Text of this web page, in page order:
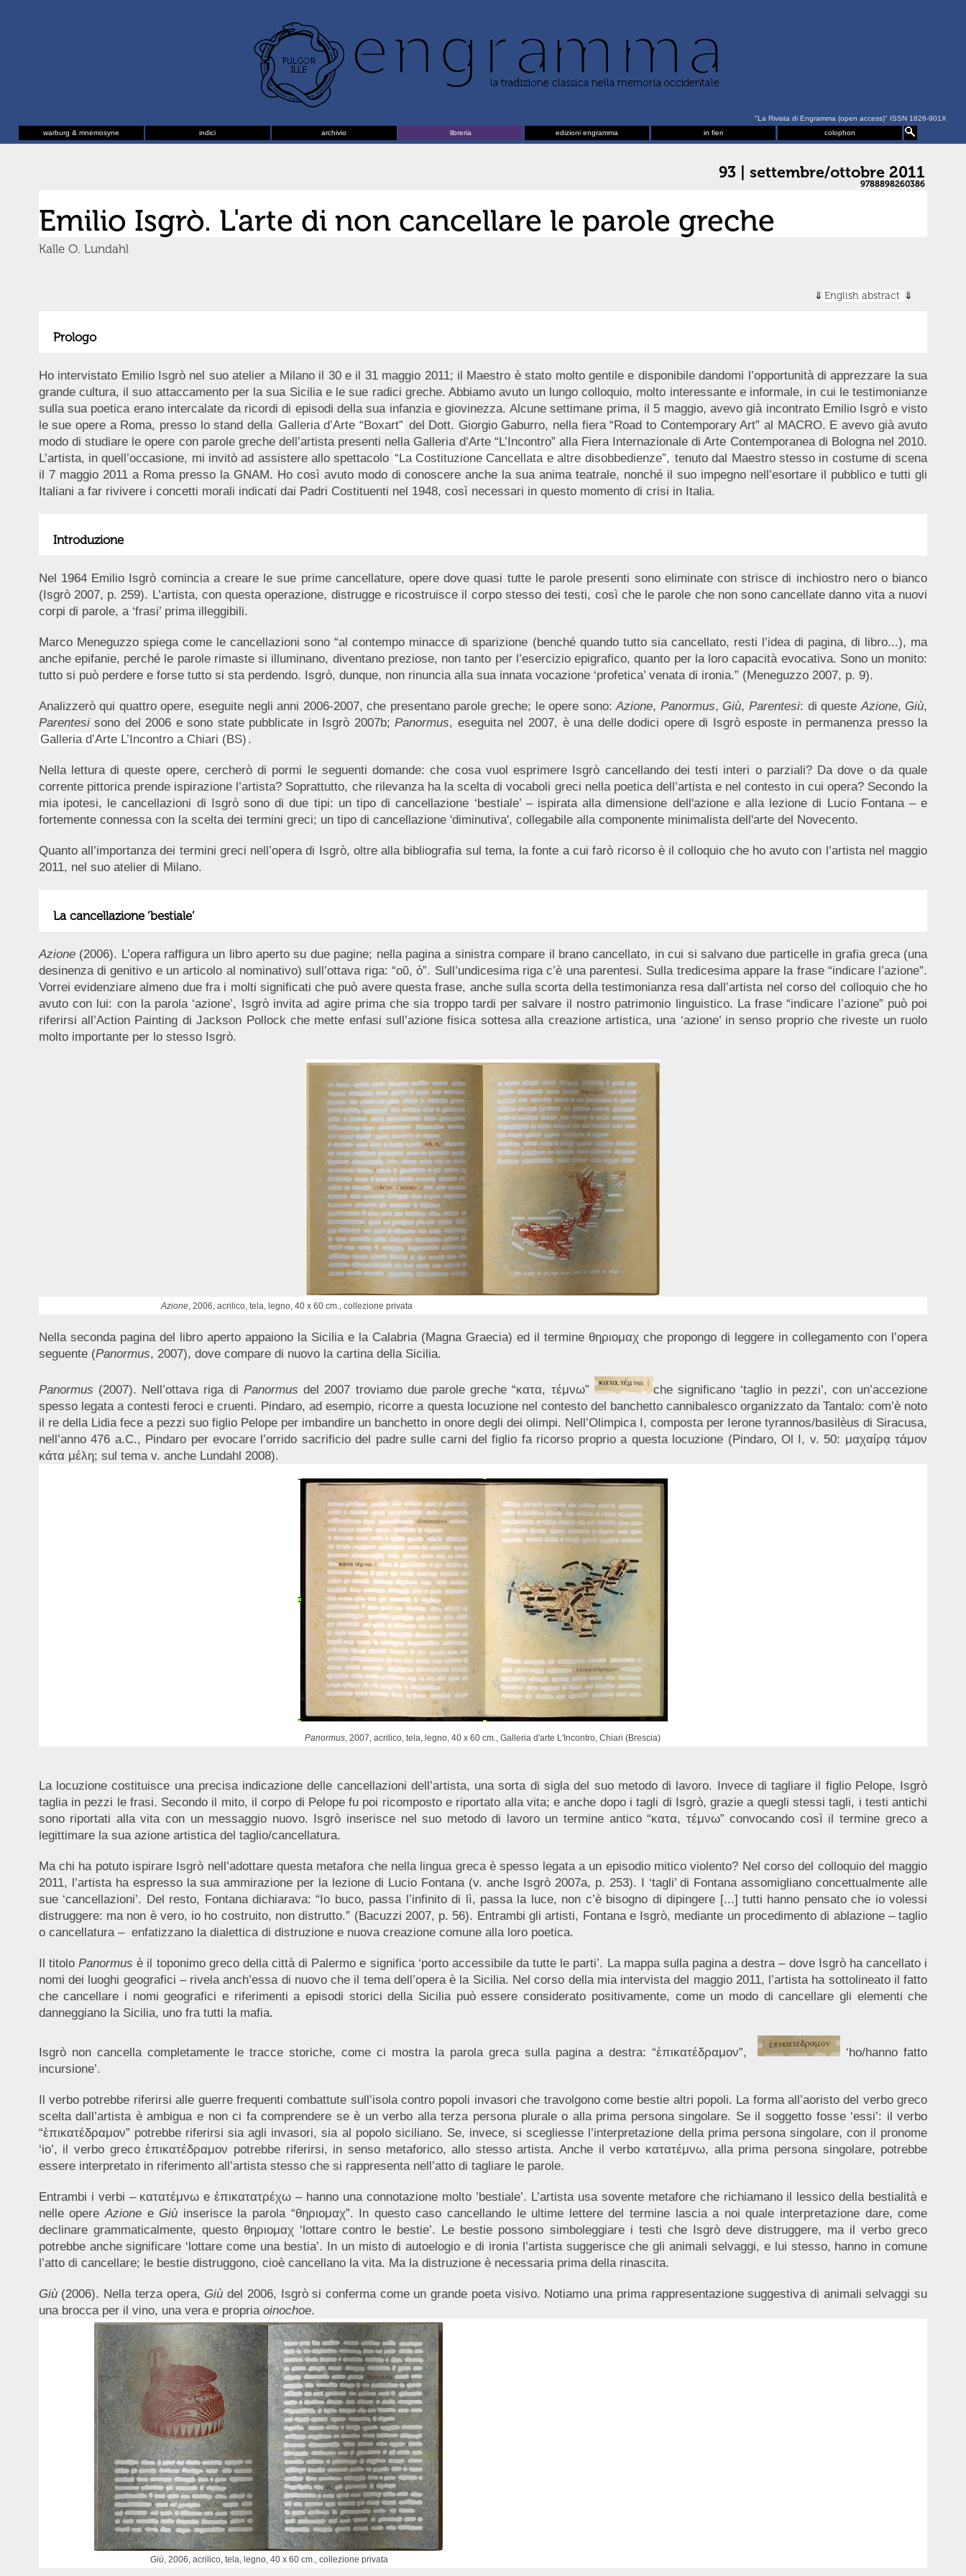
"La Rivista di Engramma (open access)" ISSN 1826-901X
warburg & mnemosyne
indici archivio libreria edizioni engramma in fieri colophon
93 | settembre/ottobre 2011
9788898260386
Emilio Isgrò. L'arte di non cancellare le parole greche
Kalle O. Lundahl
English abstract
Prologo
Ho intervistato Emilio Isgrò nel suo atelier a Milano il 30 e il 31 maggio 2011; il Maestro è stato molto gentile e disponibile dandomi l’opportunità di apprezzare la sua
grande cultura, il suo attaccamento per la sua Sicilia e le sue radici greche. Abbiamo avuto un lungo colloquio, molto interessante e informale, in cui le testimonianze
sulla sua poetica erano intercalate da ricordi di episodi della sua infanzia e giovinezza. Alcune settimane prima, il 5 maggio, avevo già incontrato Emilio Isgrò e visto
le sue opere a Roma, presso lo stand della Galleria d’Arte “Boxart” del Dott. Giorgio Gaburro, nella fiera “Road to Contemporary Art” al MACRO. E avevo già avuto
modo di studiare le opere con parole greche dell’artista presenti nella Galleria d’Arte “L’Incontro” alla Fiera Internazionale di Arte Contemporanea di Bologna nel 2010.
L’artista, in quell’occasione, mi invitò ad assistere allo spettacolo “La Costituzione Cancellata e altre disobbedienze”, tenuto dal Maestro stesso in costume di scena
il 7 maggio 2011 a Roma presso la GNAM. Ho così avuto modo di conoscere anche la sua anima teatrale, nonché il suo impegno nell’esortare il pubblico e tutti gli
Italiani a far rivivere i concetti morali indicati dai Padri Costituenti nel 1948, così necessari in questo momento di crisi in Italia.
Introduzione
Nel 1964 Emilio Isgrò comincia a creare le sue prime cancellature, opere dove quasi tutte le parole presenti sono eliminate con strisce di inchiostro nero o bianco
(Isgrò 2007, p. 259). L’artista, con questa operazione, distrugge e ricostruisce il corpo stesso dei testi, così che le parole che non sono cancellate danno vita a nuovi
corpi di parole, a ‘frasi’ prima illeggibili.
Marco Meneguzzo spiega come le cancellazioni sono “al contempo minacce di sparizione (benché quando tutto sia cancellato, resti l’idea di pagina, di libro...), ma
anche epifanie, perché le parole rimaste si illuminano, diventano preziose, non tanto per l’esercizio epigrafico, quanto per la loro capacità evocativa. Sono un monito:
tutto si può perdere e forse tutto si sta perdendo. Isgrò, dunque, non rinuncia alla sua innata vocazione ‘profetica’ venata di ironia.” (Meneguzzo 2007, p. 9).
Analizzerò qui quattro opere, eseguite negli anni 2006-2007, che presentano parole greche; le opere sono:Azione, Panormus, Giù, Parentesi: di questeAzione, Giù,
Parentesisono del 2006 e sono state pubblicate in Isgrò 2007b;Panormus, eseguita nel 2007, è una delle dodici opere di Isgrò esposte in permanenza presso la
Galleria d’Arte L’Incontro a Chiari (BS) .
Nella lettura di queste opere, cercherò di pormi le seguenti domande: che cosa vuol esprimere Isgrò cancellando dei testi interi o parziali? Da dove o da quale
corrente pittorica prende ispirazione l’artista? Soprattutto, che rilevanza ha la scelta di vocaboli greci nella poetica dell’artista e nel contesto in cui opera? Secondo la
mia ipotesi, le cancellazioni di Isgrò sono di due tipi: un tipo di cancellazione ‘bestiale’ – ispirata alla dimensione dell'azione e alla lezione di Lucio Fontana – e
fortemente connessa con la scelta dei termini greci; un tipo di cancellazione 'diminutiva', collegabile alla componente minimalista dell'arte del Novecento.
Quanto all’importanza dei termini greci nell’opera di Isgrò, oltre alla bibliografia sul tema, la fonte a cui farò ricorso è il colloquio che ho avuto con l’artista nel maggio
2011, nel suo atelier di Milano.
La cancellazione ‘bestiale’
Azione(2006). L’opera raffigura un libro aperto su due pagine; nella pagina a sinistra compare il brano cancellato, in cui si salvano due particelle in grafia greca (una
desinenza di genitivo e un articolo al nominativo) sull’ottava riga: “οῦ, ὁ”. Sull’undicesima riga c’è una parentesi. Sulla tredicesima appare la frase “indicare l’azione”.
Vorrei evidenziare almeno due fra i molti significati che può avere questa frase, anche sulla scorta della testimonianza resa dall’artista nel corso del colloquio che ho
avuto con lui: con la parola ‘azione’, Isgrò invita ad agire prima che sia troppo tardi per salvare il nostro patrimonio linguistico. La frase “indicare l’azione” può poi
riferirsi all’Action Painting di Jackson Pollock che mette enfasi sull’azione fisica sottesa alla creazione artistica, una ‘azione’ in senso proprio che riveste un ruolo
molto importante per lo stesso Isgrò.
Azione, 2006, acrilico, tela, legno, 40 x 60 cm., collezione privata
Nella seconda pagina del libro aperto appaiono la Sicilia e la Calabria (Magna Graecia) ed il termine θηριομαχ che propongo di leggere in collegamento con l’opera
seguente (Panormus, 2007), dove compare di nuovo la cartina della Sicilia.
Panormus (2007). Nell’ottava riga di Panormus del 2007 troviamo due parole greche “κατα, τέμνω”
che significano ‘taglio in pezzi’, con un’accezione
spesso legata a contesti feroci e cruenti. Pindaro, ad esempio, ricorre a questa locuzione nel contesto del banchetto cannibalesco organizzato da Tantalo: com’è noto
il re della Lidia fece a pezzi suo figlio Pelope per imbandire un banchetto in onore degli dei olimpi. Nell’Olimpica I, composta per Ierone tyrannos/basilèus di Siracusa,
nell’anno 476 a.C., Pindaro per evocare l’orrido sacrificio del padre sulle carni del figlio fa ricorso proprio a questa locuzione (Pindaro, Ol I, v. 50: μαχαίρᾳ τάμον
κάτα μέλη; sul tema v. anche Lundahl 2008).
Panormus , 2007, acrilico, tela, legno, 40 x 60 cm., Galleria d'arte L'Incontro, Chiari (Brescia)
La locuzione costituisce una precisa indicazione delle cancellazioni dell’artista, una sorta di sigla del suo metodo di lavoro. Invece di tagliare il figlio Pelope, Isgrò
taglia in pezzi le frasi. Secondo il mito, il corpo di Pelope fu poi ricomposto e riportato alla vita; e anche dopo i tagli di Isgrò, grazie a quegli stessi tagli, i testi antichi
sono riportati alla vita con un messaggio nuovo. Isgrò inserisce nel suo metodo di lavoro un termine antico “κατα, τέμνω” convocando così il termine greco a
legittimare la sua azione artistica del taglio/cancellatura.
Ma chi ha potuto ispirare Isgrò nell’adottare questa metafora che nella lingua greca è spesso legata a un episodio mitico violento? Nel corso del colloquio del maggio
2011, l’artista ha espresso la sua ammirazione per la lezione di Lucio Fontana (v. anche Isgrò 2007a, p. 253). I ‘tagli’ di Fontana assomigliano concettualmente alle
sue ‘cancellazioni’. Del resto, Fontana dichiarava: “Io buco, passa l’infinito di lì, passa la luce, non c’è bisogno di dipingere [...] tutti hanno pensato che io volessi
distruggere: ma non è vero, io ho costruito, non distrutto.” (Bacuzzi 2007, p. 56). Entrambi gli artisti, Fontana e Isgrò, mediante un procedimento di ablazione – taglio
o cancellatura – enfatizzano la dialettica di distruzione e nuova creazione comune alla loro poetica.
Il titoloPanormus è il toponimo greco della città di Palermo e significa ‘porto accessibile da tutte le parti’. La mappa sulla pagina a destra – dove Isgrò ha cancellato i
nomi dei luoghi geografici – rivela anch’essa di nuovo che il tema dell’opera è la Sicilia. Nel corso della mia intervista del maggio 2011, l’artista ha sottolineato il fatto
che cancellare i nomi geografici e riferimenti a episodi storici della Sicilia può essere considerato positivamente, come un modo di cancellare gli elementi che
danneggiano la Sicilia, uno fra tutti la mafia.
Isgrò non cancella completamente le tracce storiche, come ci mostra la parola greca sulla pagina a destra: “ἐπικατέδραμον”,
‘ho/hanno fatto
incursione’.
Il verbo potrebbe riferirsi alle guerre frequenti combattute sull’isola contro popoli invasori che travolgono come bestie altri popoli. La forma all’aoristo del verbo greco
scelta dall’artista è ambigua e non ci fa comprendere se è un verbo alla terza persona plurale o alla prima persona singolare. Se il soggetto fosse ‘essi’: il verbo
“ἐπικατέδραμον” potrebbe riferirsi sia agli invasori, sia al popolo siciliano. Se, invece, si scegliesse l’interpretazione della prima persona singolare, con il pronome
‘io’, il verbo greco ἐπικατέδραμον potrebbe riferirsi, in senso metaforico, allo stesso artista. Anche il verbo κατατέμνω, alla prima persona singolare, potrebbe
essere interpretato in riferimento all’artista stesso che si rappresenta nell’atto di tagliare le parole.
Entrambi i verbi – κατατέμνω e ἐπικατατρέχω – hanno una connotazione molto ’bestiale’. L’artista usa sovente metafore che richiamano il lessico della bestialità e
nelle opereAzionee Giù inserisce la parola “θηριομαχ”. In questo caso cancellando le ultime lettere del termine lascia a noi quale interpretazione dare, come
declinare grammaticalmente, questo θηριομαχ ‘lottare contro le bestie’. Le bestie possono simboleggiare i testi che Isgrò deve distruggere, ma il verbo greco
potrebbe anche significare ‘lottare come una bestia’. In un misto di autoelogio e di ironia l’artista suggerisce che gli animali selvaggi, e lui stesso, hanno in comune
l’atto di cancellare; le bestie distruggono, cioè cancellano la vita. Ma la distruzione è necessaria prima della rinascita.
Giù(2006). Nella terza opera, Giù del 2006, Isgrò si conferma come un grande poeta visivo. Notiamo una prima rappresentazione suggestiva di animali selvaggi su
una brocca per il vino, una vera e propria oinochoe.
Giù, 2006, acrilico, tela, legno, 40 x 60 cm., collezione privata